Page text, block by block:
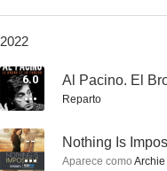
2022
6.0 Al Pacino. El
Reparto
-- Nothing Is
Aparece como